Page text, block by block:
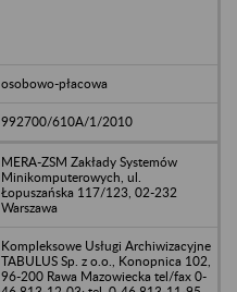
osobowo-płacowa
992700/610A/1/2010
MERA-ZSM Zakłady Systemów
Minikomputerowych, ul.
Łopuszańska 117/123, 02-232
Warszawa
Kompleksowe Usługi Archiwizacyjne
TABULUS Sp. z o.o., Konopnica 102,
96-200 Rawa Mazowiecka tel/fax 0-